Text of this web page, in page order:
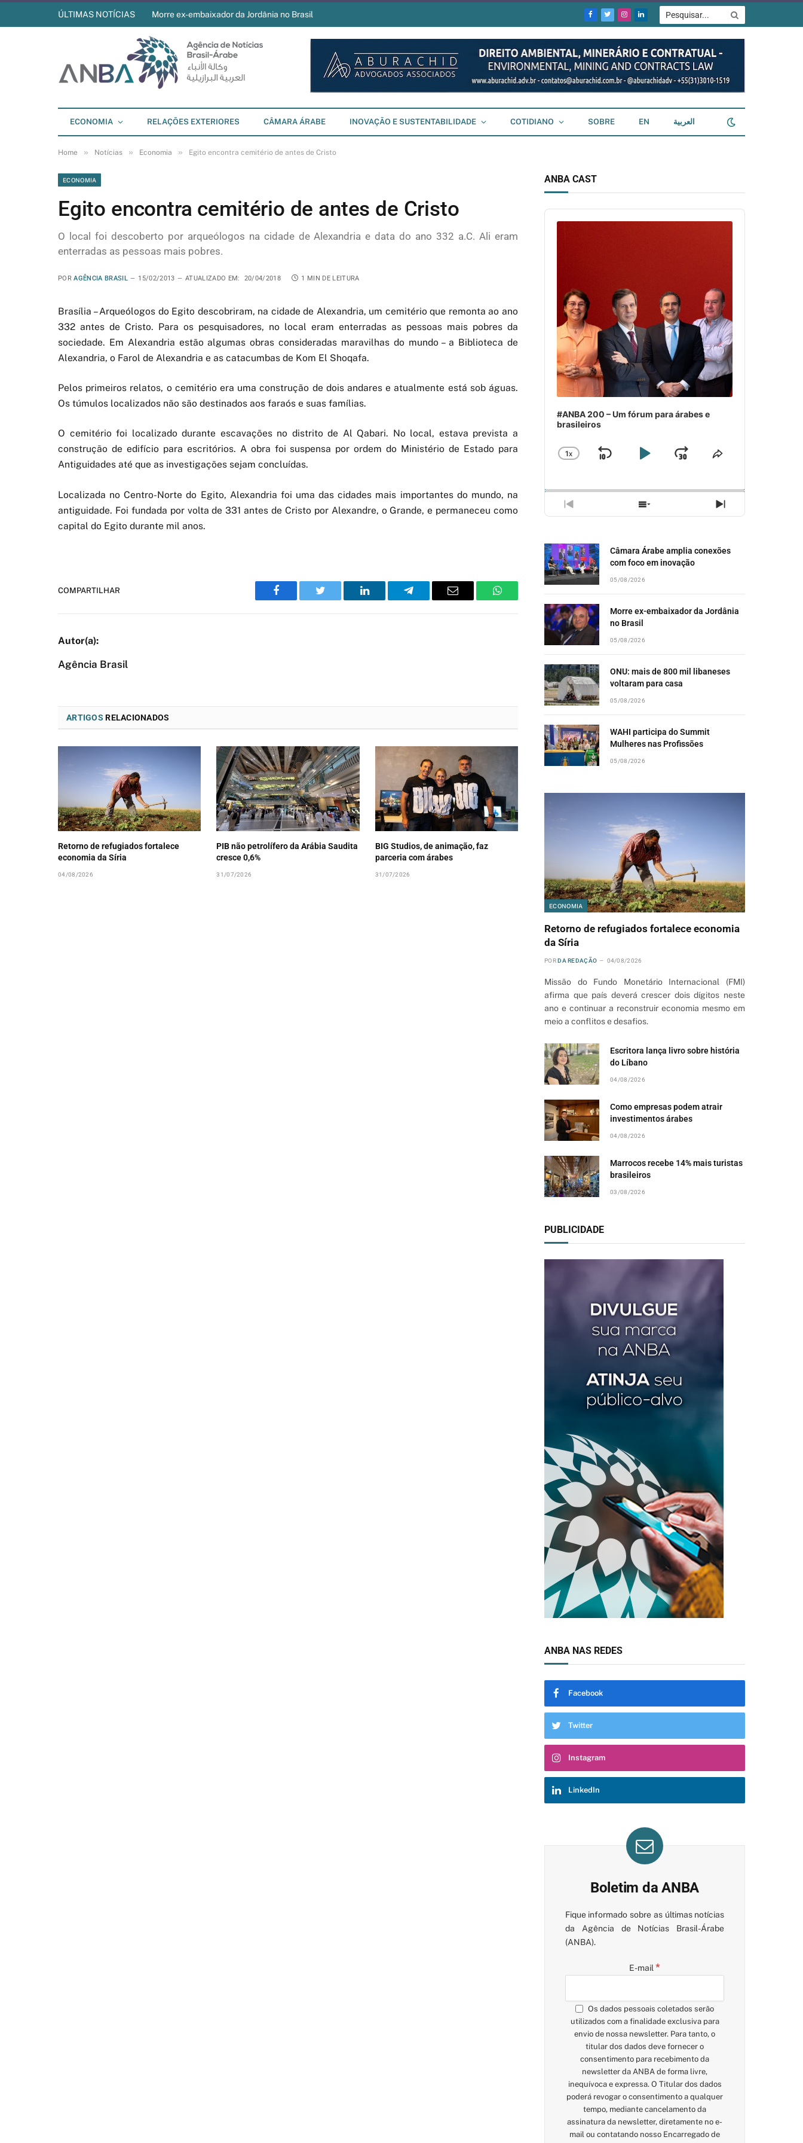
ÚLTIMAS NOTÍCIAS Morre ex-embaixador da Jordânia no Brasil
Facebook
TwitterInstagram
LinkedIn
ECONOMIA RELAÇÕES EXTERIORES CÂMARA ÁRABE INOVAÇÃO E SUSTENTABILIDADE COTIDIANO SOBRE EN العربية
Home » Notícias » Economia » Egito encontra cemitério de antes de Cristo
ECONOMIA
Egito encontra cemitério de antes de Cristo
O local foi descoberto por arqueólogos na cidade de Alexandria e data do ano 332 a.C. Ali eram
enterradas as pessoas mais pobres.
POR AGÊNCIA BRASIL 15/02/2013 ATUALIZADO EM: 20/04/2018 1 MIN DE LEITURA
Brasília – Arqueólogos do Egito descobriram, na cidade de Alexandria, um cemitério que remonta ao ano
332 antes de Cristo. Para os pesquisadores, no local eram enterradas as pessoas mais pobres da
sociedade. Em Alexandria estão algumas obras consideradas maravilhas do mundo – a Biblioteca de
Alexandria, o Farol de Alexandria e as catacumbas de Kom El Shoqafa.
Pelos primeiros relatos, o cemitério era uma construção de dois andares e atualmente está sob águas.
Os túmulos localizados não são destinados aos faraós e suas famílias.
O cemitério foi localizado durante escavações no distrito de Al Qabari. No local, estava prevista a
construção de edifício para escritórios. A obra foi suspensa por ordem do Ministério de Estado para
Antiguidades até que as investigações sejam concluídas.
Localizada no Centro-Norte do Egito, Alexandria foi uma das cidades mais importantes do mundo, na
antiguidade. Foi fundada por volta de 331 antes de Cristo por Alexandre, o Grande, e permaneceu como
capital do Egito durante mil anos.
COMPARTILHAR
Facebook Twitter LinkedIn Telegram Email WhatsApp
Agência Brasil
ARTIGOS RELACIONADOS
Retorno de refugiados fortalece
economia da Síria
04/08/2026
PIB não petrolífero da Arábia Saudita
cresce 0,6%
31/07/2026
BIG Studios, de animação, faz
parceria com árabes
31/07/2026
ANBA CAST
Audio
Player
#ANBA 200 – Um fórum para árabes e
brasileiros
CHANGE
1X
SKIPPLAYJUMP
PREVIOUS
EPISODE
SHOW
EPISODES
NEXT
EPISODE
Câmara Árabe amplia conexões
com foco em inovação
05/08/2026
Morre ex-embaixador da Jordânia
no Brasil
05/08/2026
ONU: mais de 800 mil libaneses
voltaram para casa
05/08/2026
WAHI participa do Summit
Mulheres nas Profissões
05/08/2026
ECONOMIA
Retorno de refugiados fortalece economia
da Síria
POR DA REDAÇÃO 04/08/2026
Missão do Fundo Monetário Internacional (FMI)
afirma que país deverá crescer dois dígitos neste
ano e continuar a reconstruir economia mesmo em
meio a conflitos e desafios.
Escritora lança livro sobre história
do Líbano
04/08/2026
Como empresas podem atrair
investimentos árabes
04/08/2026
Marrocos recebe 14% mais turistas
brasileiros
03/08/2026
PUBLICIDADE
ANBA NAS REDES
Facebook
Twitter
Instagram
LinkedIn
Boletim da ANBA
Fique informado sobre as últimas notícias
da Agência de Notícias Brasil-Árabe
(ANBA).
E-mail *
Os dados pessoais coletados serão
utilizados com a finalidade exclusiva para
envio de nossa newsletter. Para tanto, o
titular dos dados deve fornecer o
consentimento para recebimento da
newsletter da ANBA de forma livre,
inequívoca e expressa. O Titular dos dados
poderá revogar o consentimento a qualquer
tempo, mediante cancelamento da
assinatura da newsletter, diretamente no e-
mail ou contatando nosso Encarregado de